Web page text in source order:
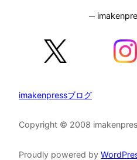
─
imakenpressブログ
Copyright © 2008
Proudly powered by